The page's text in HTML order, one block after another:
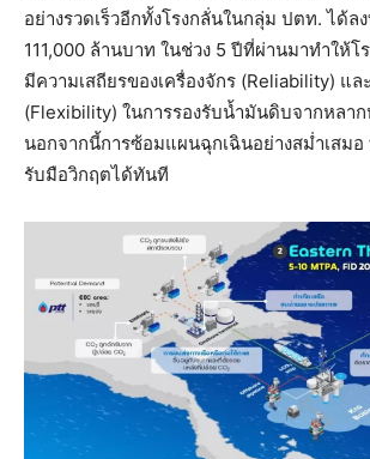
อย่างรวดเร็วอีกทั้งโรงกลั่นในกลุ่ม ปตท. ได้ล
111,000 ล้านบาท ในช่วง 5 ปีที่ผ่านมาทำให้
มีความเสถียรของเครื่องจักร (Reliability) แ
(Flexibility) ในการรองรับน้ำมันดิบจากหลา
นอกจากนี้การซ้อมแผนฉุกเฉินอย่างสม่ำเสม
รับมือวิกฤตได้ทันที